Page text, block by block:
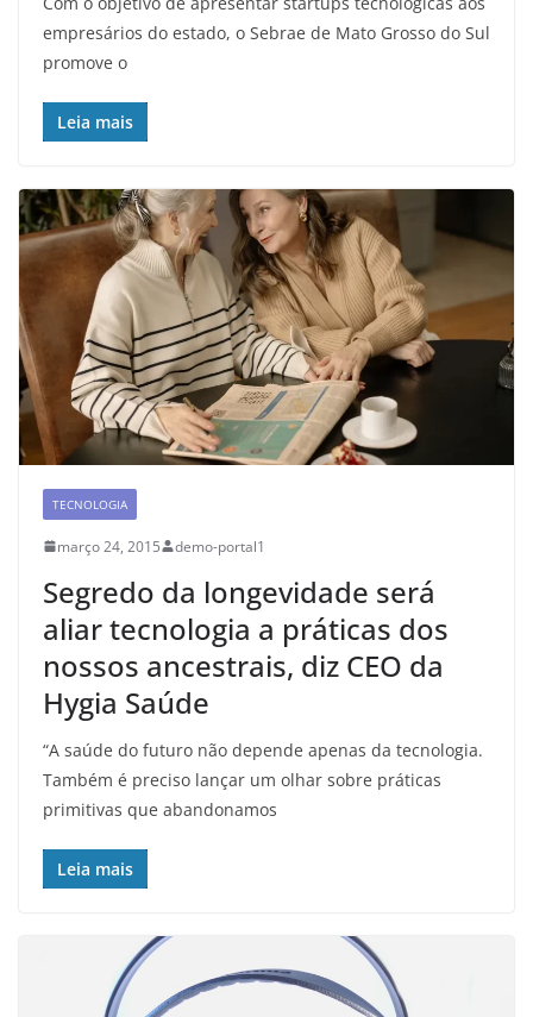
empresários do estado, o Sebrae de Mato Grosso do Sul
promove o
Leia mais
TECNOLOGIA
março 24, 2015 demo-portal1
Segredo da longevidade será
aliar tecnologia a práticas dos
nossos ancestrais, diz CEO da
Hygia Saúde
“A saúde do futuro não depende apenas da tecnologia.
Também é preciso lançar um olhar sobre práticas
primitivas que abandonamos
Leia mais